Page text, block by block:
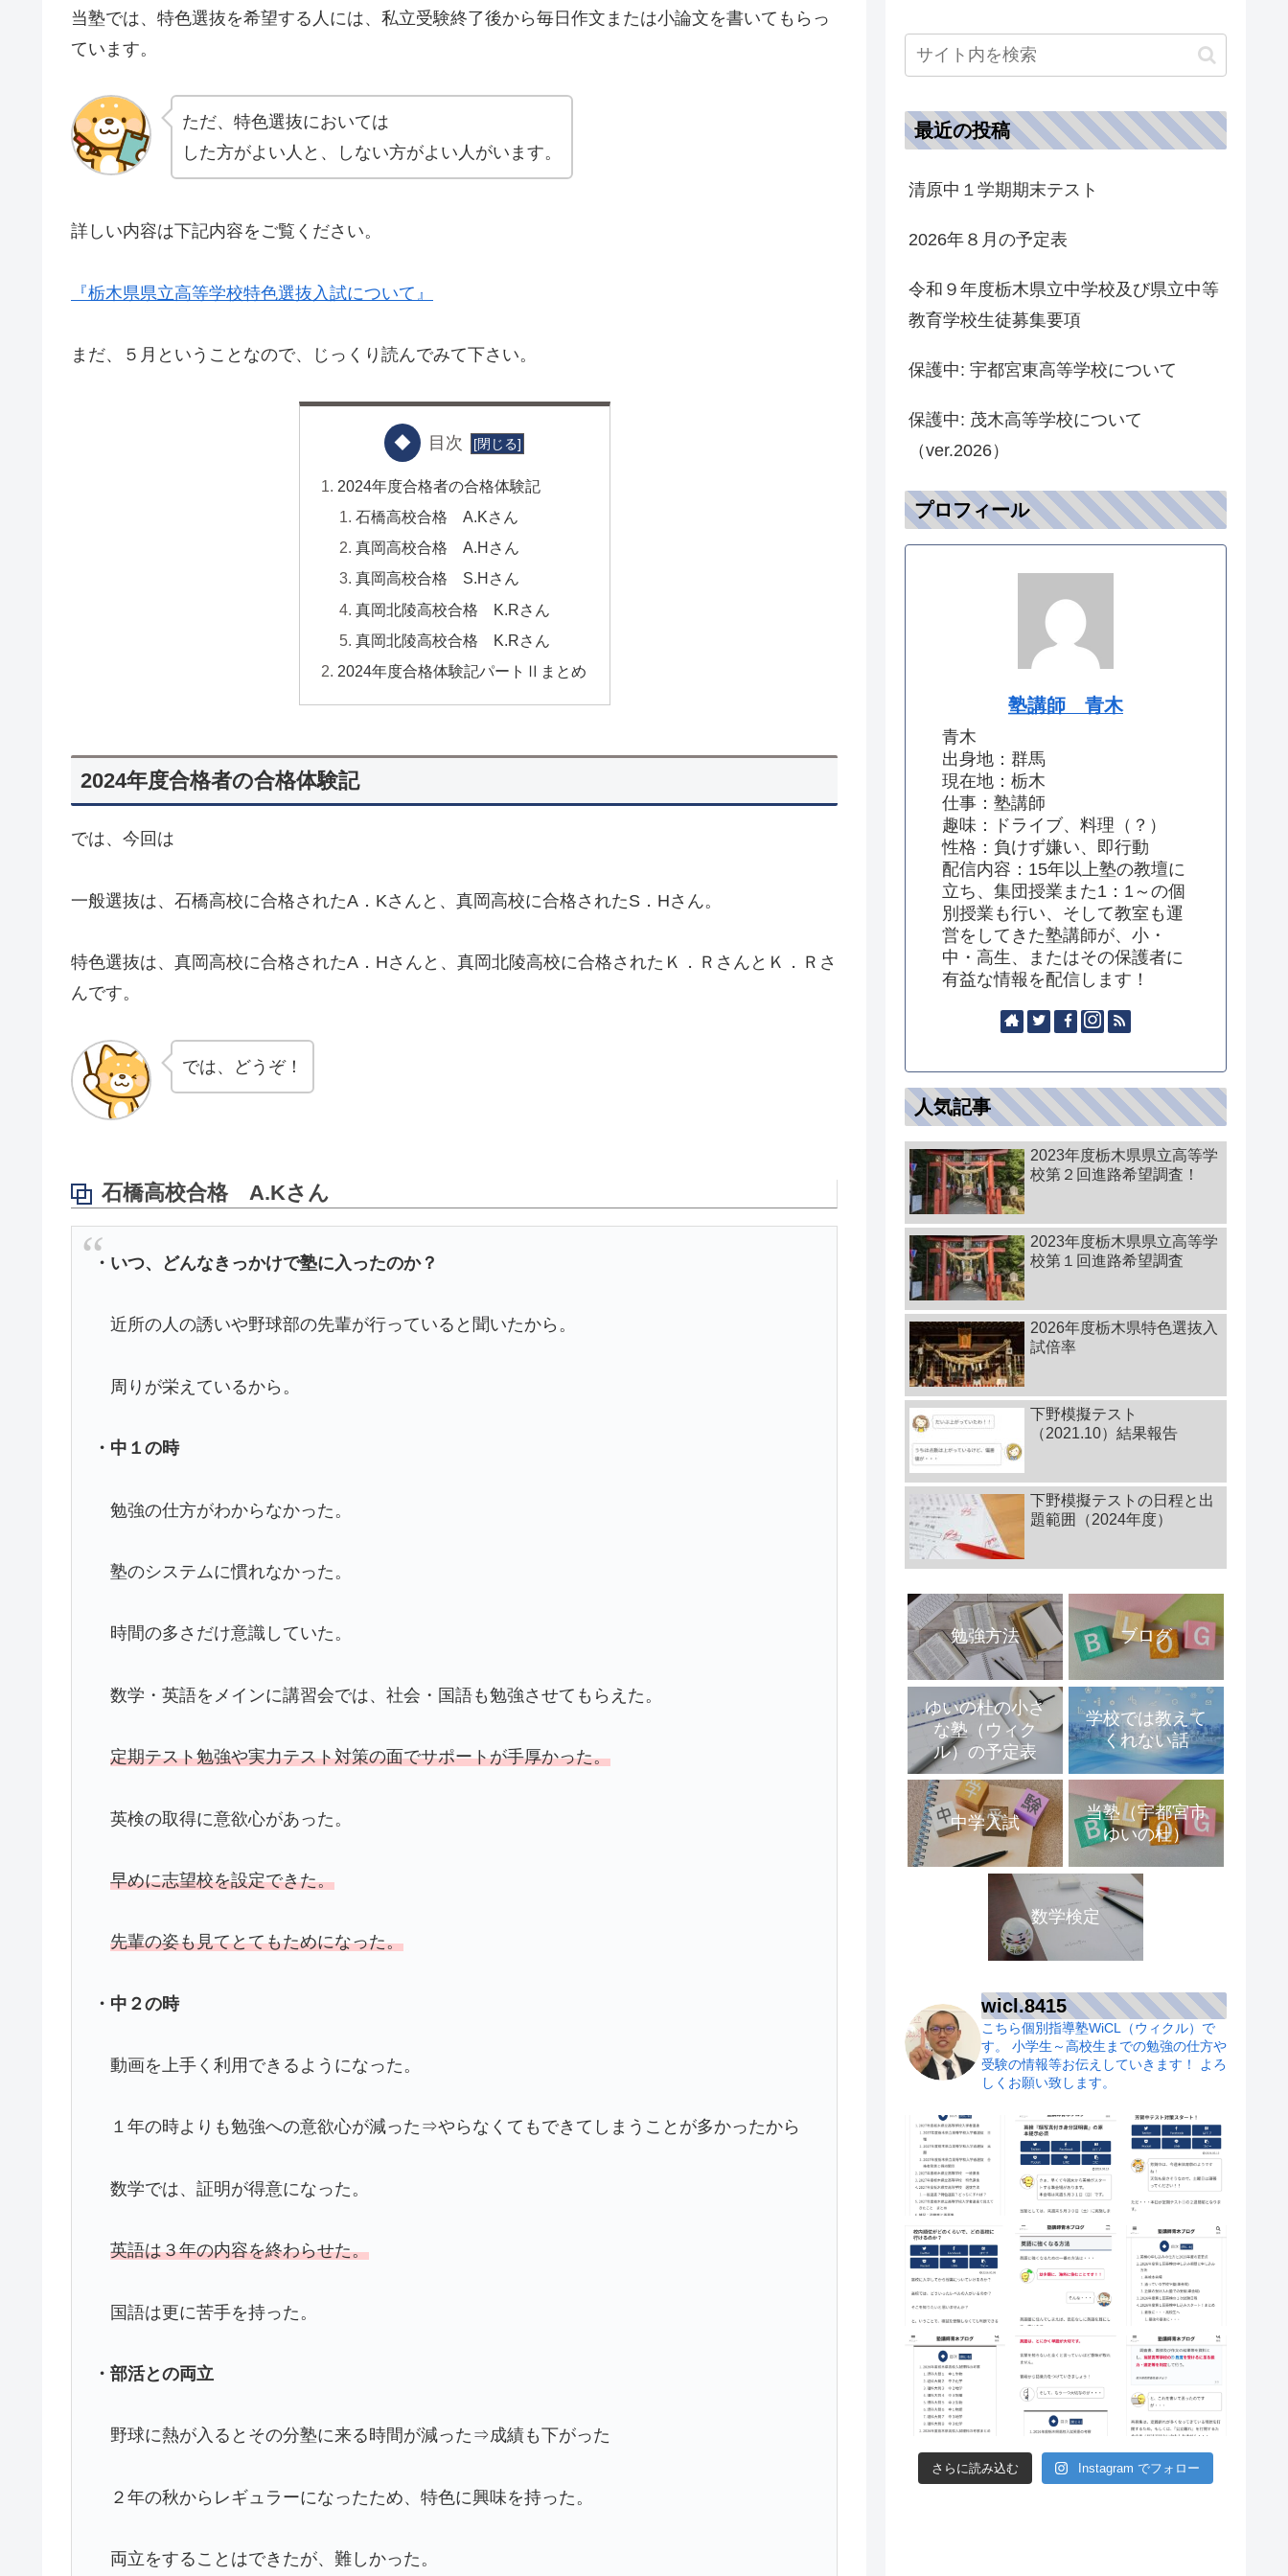
当塾では、特色選抜を希望する人には、私立受験終了後から毎日作文または小論文を書いてもらっ
ています。
ただ、特色選抜においては
した方がよい人と、しない方がよい人がいます。
詳しい内容は下記内容をご覧ください。
『栃木県県立高等学校特色選抜入試について』
まだ、５月ということなので、じっくり読んでみて下さい。
目次
2024年度合格者の合格体験記
石橋高校合格 A.Kさん
真岡高校合格 A.Hさん
真岡高校合格 S.Hさん
真岡北陵高校合格 K.Rさん
真岡北陵高校合格 K.Rさん
2024年度合格体験記パートⅡまとめ
2024年度合格者の合格体験記
では、今回は
一般選抜は、石橋高校に合格されたA．Kさんと、真岡高校に合格されたS．Hさん。
特色選抜は、真岡高校に合格されたA．Hさんと、真岡北陵高校に合格されたＫ．ＲさんとＫ．Ｒさ
んです。
では、どうぞ！
石橋高校合格 A.Kさん
・いつ、どんなきっかけで塾に入ったのか？
近所の人の誘いや野球部の先輩が行っていると聞いたから。
周りが栄えているから。
・中１の時
勉強の仕方がわからなかった。
塾のシステムに慣れなかった。
時間の多さだけ意識していた。
数学・英語をメインに講習会では、社会・国語も勉強させてもらえた。
定期テスト勉強や実力テスト対策の面でサポートが手厚かった。
英検の取得に意欲心があった。
早めに志望校を設定できた。
先輩の姿も見てとてもためになった。
・中２の時
動画を上手く利用できるようになった。
１年の時よりも勉強への意欲心が減った⇒やらなくてもできてしまうことが多かったから
数学では、証明が得意になった。
英語は３年の内容を終わらせた。
国語は更に苦手を持った。
・部活との両立
野球に熱が入るとその分塾に来る時間が減った⇒成績も下がった
２年の秋からレギュラーになったため、特色に興味を持った。
両立をすることはできたが、難しかった。
最近の投稿
清原中１学期期末テスト
2026年８月の予定表
令和９年度栃木県立中学校及び県立中等
教育学校生徒募集要項
保護中: 宇都宮東高等学校について
保護中: 茂木高等学校について
（ver.2026）
プロフィール
塾講師 青木
青木
出身地：群馬
現在地：栃木
仕事：塾講師
趣味：ドライブ、料理（？）
性格：負けず嫌い、即行動
配信内容：15年以上塾の教壇に
立ち、集団授業また1：1～の個
別授業も行い、そして教室も運
営をしてきた塾講師が、小・
中・高生、またはその保護者に
有益な情報を配信します！
人気記事
2023年度栃木県県立高等学
校第２回進路希望調査！
2023年度栃木県県立高等学
校第１回進路希望調査
2026年度栃木県特色選抜入
試倍率
下野模擬テスト
（2021.10）結果報告
下野模擬テストの日程と出
題範囲（2024年度）
勉強方法 ブログ
ゆいの杜の小さ
な塾（ウィク
ル）の予定表
学校では教えて
くれない話
中学入試
当塾（宇都宮市
ゆいの杜）
数学検定
wicl.8415
こちら個別指導塾WiCL（ウィクル）で
す。
小学生～高校生までの勉強の仕方や
受験の情報等お伝えしていきます！
よろ
しくお願い致します。
さらに読み込む Instagram でフォロー